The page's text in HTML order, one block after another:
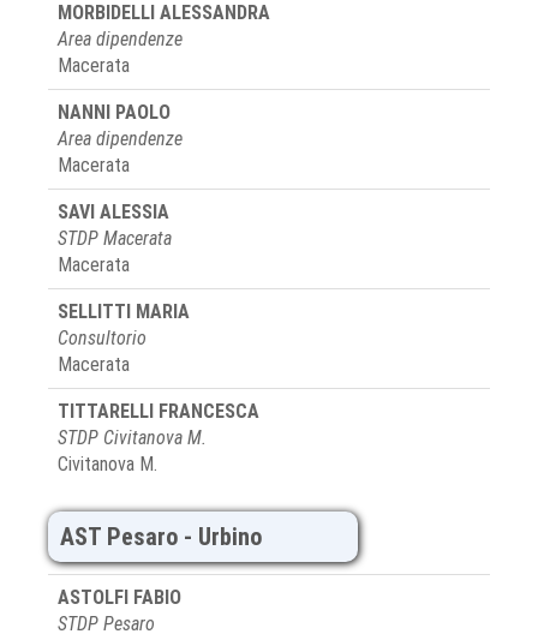
MORBIDELLI ALESSANDRA
Area dipendenze
Macerata
NANNI PAOLO
Area dipendenze
Macerata
SAVI ALESSIA
STDP Macerata
Macerata
SELLITTI MARIA
Consultorio
Macerata
TITTARELLI FRANCESCA
STDP Civitanova M.
Civitanova M.
AST Pesaro - Urbino
ASTOLFI FABIO
STDP Pesaro